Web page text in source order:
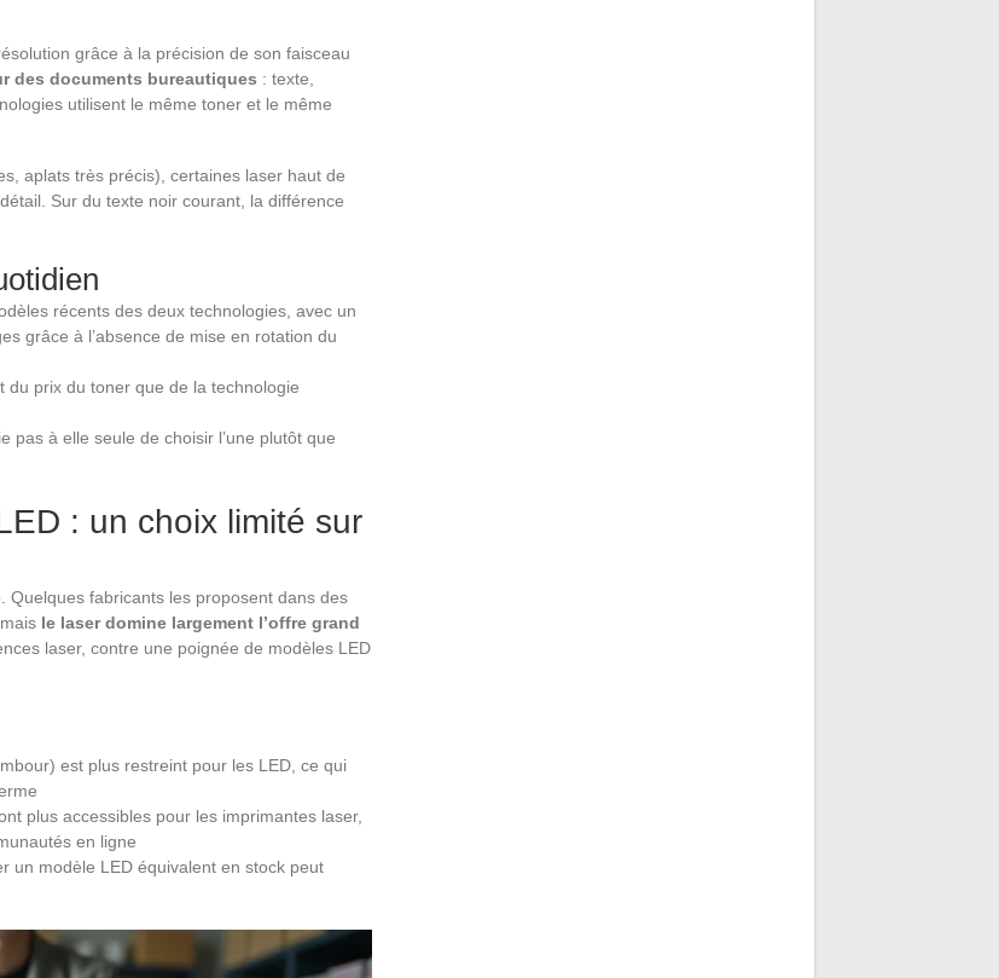
grâce à la précision de son faisceau
des documents bureautiques : texte,
utilisent le même toner et le même
aplats très précis), certaines laser haut de
Sur du texte noir courant, la différence
récents des deux technologies, avec un
grâce à l’absence de mise en rotation du
prix du toner que de la technologie
pas à elle seule de choisir l’une plutôt que
: un choix limité sur
Quelques fabricants les proposent dans des
le laser domine largement l’offre grand
laser, contre une poignée de modèles LED
est plus restreint pour les LED, ce qui
plus accessibles pour les imprimantes laser,
en ligne
un modèle LED équivalent en stock peut